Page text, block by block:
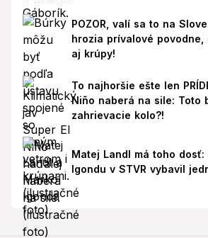
POZOR, valí sa to na
hrozia prívalové
aj krúpy!
To najhoršie ešte len
Niño naberá na sile: Toto
zahrievacie kolo?!
Matej Landl má toho
Igondu v STVR vybavil